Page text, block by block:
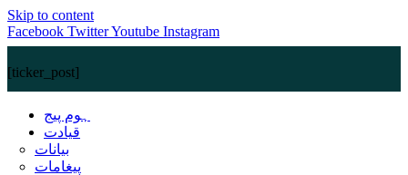
Skip to content
Facebook TwitterYoutube Instagram
[ticker_post]
ہوم پیج
قیادت
بیانات
پیغامات